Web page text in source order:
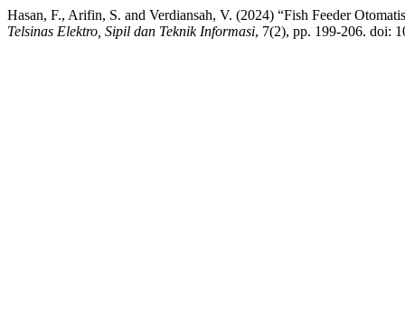
Hasan, F., Arifin, S. and Verdiansah, V. (2024) “Fish Feeder
Telsinas Elektro, Sipil dan Teknik Informasi, 7(2), pp. 199-206. doi: